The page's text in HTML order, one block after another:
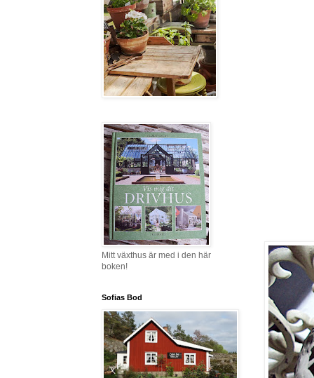
Mitt växthus är med i den här
boken!
Sofias Bod